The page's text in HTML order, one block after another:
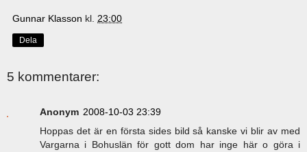
Gunnar Klasson kl. 23:00
Dela
5 kommentarer:
Anonym 2008-10-03 23:39
Hoppas det är en första sides bild så kanske vi blir av med
Vargarna i Bohuslän för gott dom har inge här o göra i